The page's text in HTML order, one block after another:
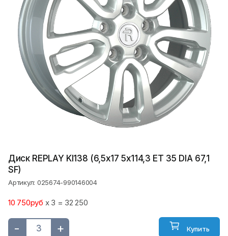
Диск REPLAY KI138 (6,5х17 5x114,3 ET 35 DIA 67,1
SF)
Артикул: 025674-990146004
10 750руб x 3 = 32 250
- + Купить